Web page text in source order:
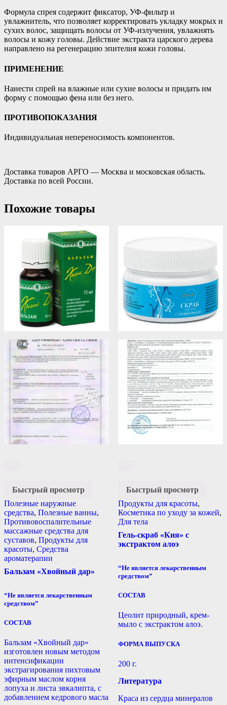
Формула спрея содержит фиксатор, УФ-фильтр и
увлажнитель, что позволяет корректировать укладку мокрых и
сухих волос, защищать волосы от УФ-излучения, увлажнять
волосы и кожу головы. Действие экстракта царского дерева
направлено на регенерацию эпителия кожи головы.
ПРИМЕНЕНИЕ
Нанести спрей на влажные или сухие волосы и придать им
форму с помощью фена или без него.
ПРОТИВОПОКАЗАНИЯ
Индивидуальная непереносимость компонентов.
Доставка товаров АРГО — Москва и московская область.
Доставка по всей России.
Похожие товары
Быстрый просмотр
Полезные наружные
средства, Полезные ванны,
Противовоспалительные
массажные средства для
суставов, Продукты для
красоты, Средства
ароматерапии
Бальзам «Хвойный дар»
“Не является лекарственным
средством”
СОСТАВ
Бальзам «Хвойный дар»
изготовлен новым методом
интенсификации
экстрагирования пихтовым
эфирным маслом корня
лопуха и листа эвкалипта, с
добавлением кедрового масла
Быстрый просмотр
Продукты для красоты,
Косметика по уходу за кожей,
Для тела
Гель-скраб «Кия» с
экстрактом алоэ
“Не является лекарственным
средством”
СОСТАВ
Цеолит природный, крем-
мыло с экстрактом алоэ.
ФОРМА ВЫПУСКА
200 г.
Литература
Краса из сердца минералов